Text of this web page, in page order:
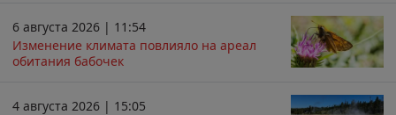
6 августа 2026 | 11:54
Изменение климата повлияло на ареал
обитания бабочек
4 августа 2026 | 15:05